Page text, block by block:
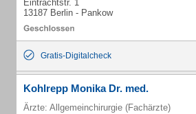
Eintrachtstr. 1
13187 Berlin - Pankow
Gratis-Digitalcheck
Kohlrepp Monika Dr. med.
Ärzte: Allgemeinchirurgie (Fachärzte)